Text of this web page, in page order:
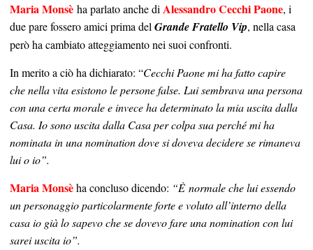
Maria Monsè ha parlato anche diAlessandro Cecchi Paone, i
due pare fossero amici prima delGrande Fratello Vip, nella casa
però ha cambiato atteggiamento nei suoi confronti.
In merito a ciò ha dichiarato: “Cecchi Paone mi ha fatto capire
che nella vita esistono le persone false. Lui sembrava una persona
con una certa morale e invece ha determinato la mia uscita dalla
Casa. Io sono uscita dalla Casa per colpa sua perché mi ha
nominata in una nomination dove si doveva decidere se rimaneva
lui o io”.
Maria Monsèha concluso dicendo: “È normale che lui essendo
un personaggio particolarmente forte e voluto all’interno della
casa io già lo sapevo che se dovevo fare una nomination con lui
sarei uscita io”.